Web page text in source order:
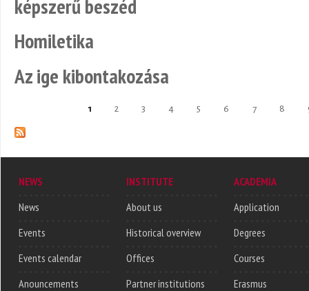
képszerű beszéd
Homiletika
Az ige kibontakozása
1 2 3 4 5 6 7 8
NEWS
News
Events
Events calendar
Anouncements
INSTITUTE
About us
Historical overview
Offices
Partner institutions
ACADEMIA
Application
Degrees
Courses
Erasmus